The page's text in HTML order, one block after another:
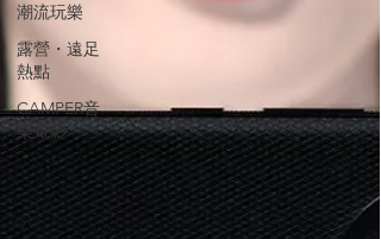
潮流玩樂
露營・遠足
熱點
CAMPER音
樂電影